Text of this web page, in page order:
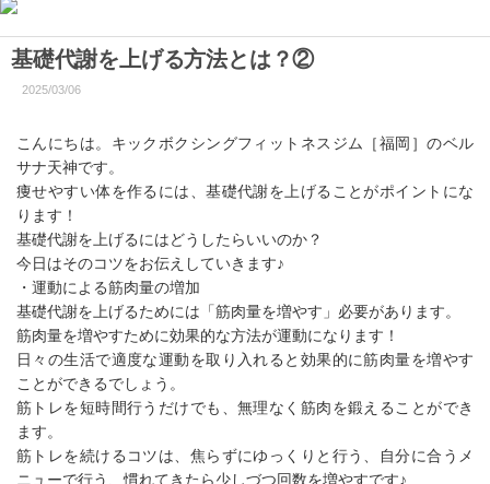
基礎代謝を上げる方法とは？②
2025/03/06
こんにちは。キックボクシングフィットネスジム［福岡］のベル
サナ天神です。
痩せやすい体を作るには、基礎代謝を上げることがポイントにな
ります！
基礎代謝を上げるにはどうしたらいいのか？
今日はそのコツをお伝えしていきます♪
・運動による筋肉量の増加
基礎代謝を上げるためには「筋肉量を増やす」必要があります。
筋肉量を増やすために効果的な方法が運動になります！
日々の生活で適度な運動を取り入れると効果的に筋肉量を増やす
ことができるでしょう。
筋トレを短時間行うだけでも、無理なく筋肉を鍛えることができ
ます。
筋トレを続けるコツは、焦らずにゆっくりと行う、自分に合うメ
ニューで行う、慣れてきたら少しづつ回数を増やすです♪